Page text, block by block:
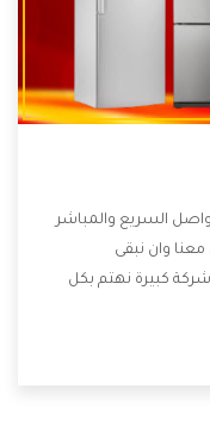
السريع والمباشر
وان نبقى
كبيرة نهتم بكل
التى تكون من أهم